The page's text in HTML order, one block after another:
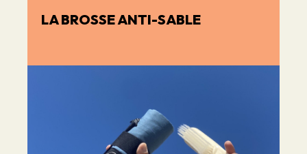
LA BROSSE ANTI-SABLE